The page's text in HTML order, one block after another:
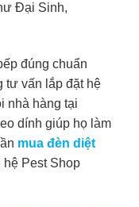
Đại Sinh,
đúng chuẩn
tư vấn lắp đặt hệ
nhà hàng tại
dính giúp họ làm
mua đèn diệt
hệ Pest Shop